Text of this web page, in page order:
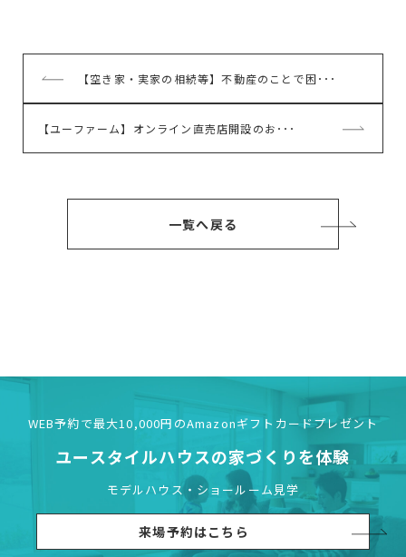
前
事
【空き家・実家の相続等】不動産のことで困･･･
次【ユーファーム】オンライン直売店開設のお･･･
一覧へ戻る
WEB予約で最大10,000円のAmazonギフトカードプレゼント
ユースタイルハウスの家づくりを体験
モデルハウス・ショールーム見学
来場予約はこちら